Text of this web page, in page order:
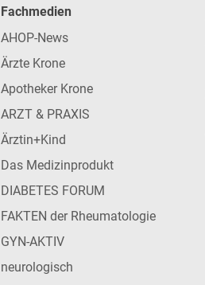
Fachmedien
AHOP-News
Ärzte Krone
Apotheker Krone
ARZT & PRAXIS
Ärztin+Kind
Das Medizinprodukt
DIABETES FORUM
FAKTEN der Rheumatologie
GYN-AKTIV
neurologisch